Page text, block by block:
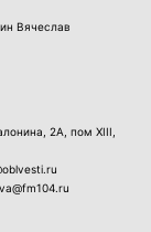
Вячеслав
2А, пом XIII,